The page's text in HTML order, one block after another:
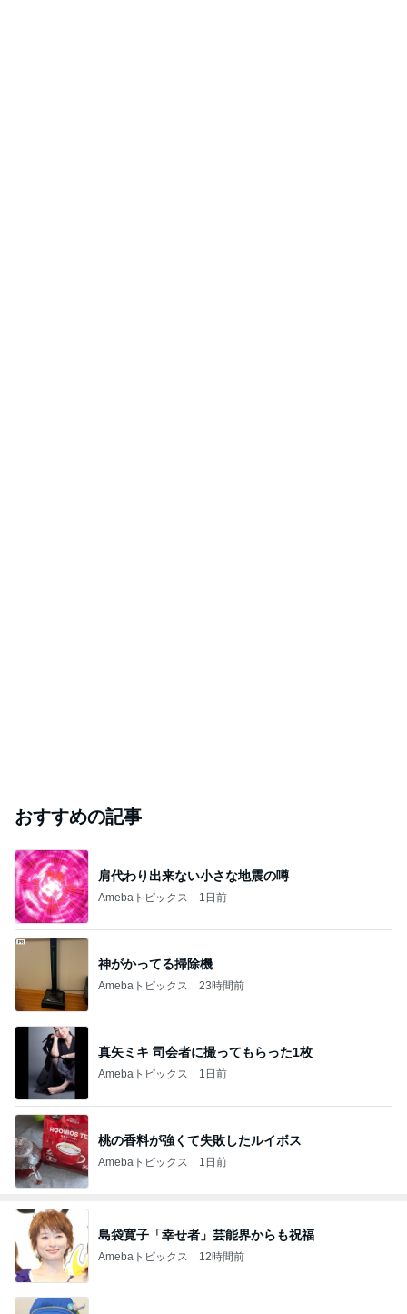
おすすめの記事
肩代わり出来ない小さな地震の噂
Amebaトピックス 1日前
神がかってる掃除機
Amebaトピックス 23時間前
真矢ミキ 司会者に撮ってもらった1枚
Amebaトピックス 1日前
桃の香料が強くて失敗したルイボス
Amebaトピックス 1日前
島袋寛子「幸せ者」芸能界からも祝福
Amebaトピックス 12時間前